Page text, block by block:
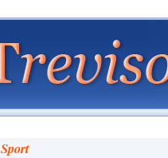
Sport